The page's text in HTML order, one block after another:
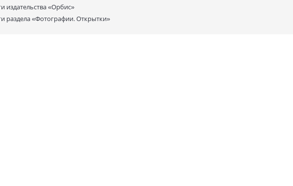
издательства«Орбис»
раздела«Фотографии. Открытки»